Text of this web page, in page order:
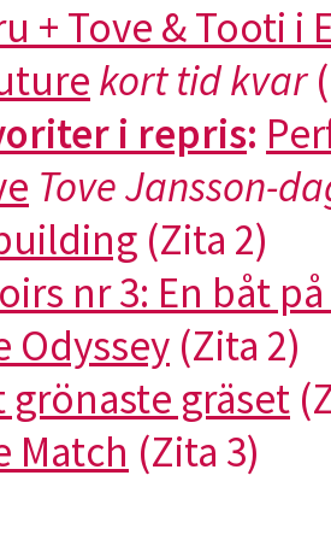
+ Tove & Tooti i
kort tid kvar
i repris:
Tove Jansson-
(Zita 2)
nr 3: En båt
Odyssey (Zita 2)
grönaste gräset
Match (Zita 3)